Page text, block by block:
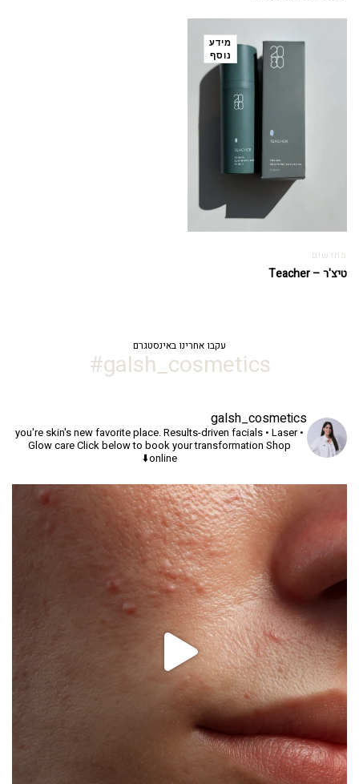
297.00 ₪.
243.54 ₪.
מידע
נוסף
מחדשים
טיצ'ר – Teacher
עקבו אחרינו באינסטגרם
galsh_cosmetics#
galsh_cosmetics
you're skin's new favorite place.Results-driven facials • Laser •
Glow careClick below to book your transformation Shop
online⬇️